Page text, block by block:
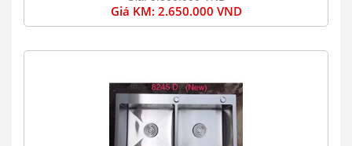
Giá KM: 2.650.000 VND